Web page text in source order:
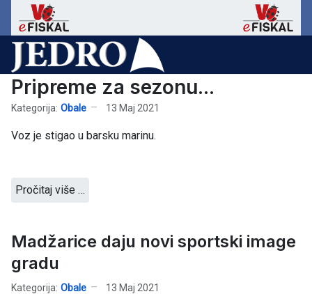
Pripreme za sezonu...
Kategorija: Obale 13 Maj 2021
Voz je stigao u barsku marinu.
Pročitaj više …
Madžarice daju novi sportski image
gradu
Kategorija: Obale 13 Maj 2021